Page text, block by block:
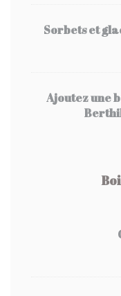
Sorbets et
Ajoutez une